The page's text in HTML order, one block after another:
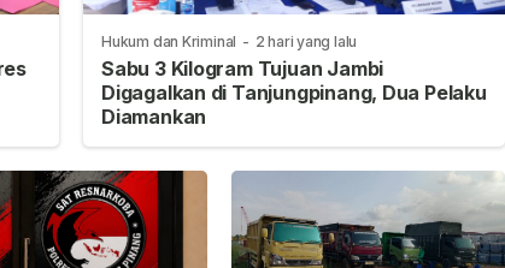
Hukum dan Kriminal - 2 hari yang lalu
Sabu 3 Kilogram Tujuan Jambi
Digagalkan di Tanjungpinang, Dua Pelaku
Diamankan